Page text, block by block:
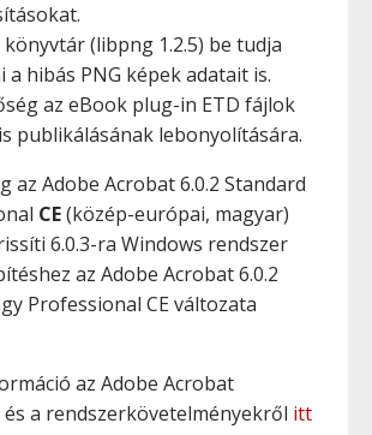
könyvtár (libpng 1.2.5) be tudja
a hibás PNG képek adatait is.
az eBook plug-in ETD fájlok
publikálásának lebonyolítására.
az Adobe Acrobat 6.0.2 Standard
CE(közép-európai, magyar)
6.0.3-ra Windows rendszer
az Adobe Acrobat 6.0.2
Professional CE változata
az Adobe Acrobat
a rendszerkövetelményekről itt